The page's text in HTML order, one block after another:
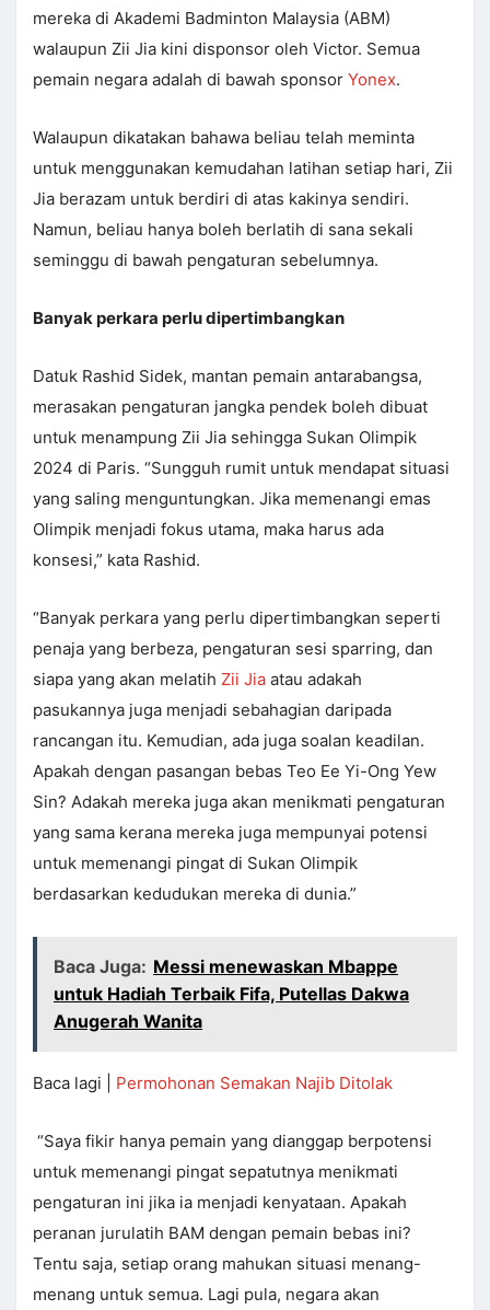
mereka di Akademi Badminton Malaysia (ABM)
walaupun Zii Jia kini disponsor oleh Victor. Semua
pemain negara adalah di bawah sponsor Yonex.
Walaupun dikatakan bahawa beliau telah meminta
untuk menggunakan kemudahan latihan setiap hari, Zii
Jia berazam untuk berdiri di atas kakinya sendiri.
Namun, beliau hanya boleh berlatih di sana sekali
seminggu di bawah pengaturan sebelumnya.
Banyak perkara perlu dipertimbangkan
Datuk Rashid Sidek, mantan pemain antarabangsa,
merasakan pengaturan jangka pendek boleh dibuat
untuk menampung Zii Jia sehingga Sukan Olimpik
2024 di Paris. “Sungguh rumit untuk mendapat situasi
yang saling menguntungkan. Jika memenangi emas
Olimpik menjadi fokus utama, maka harus ada
konsesi,” kata Rashid.
“Banyak perkara yang perlu dipertimbangkan seperti
penaja yang berbeza, pengaturan sesi sparring, dan
siapa yang akan melatih Zii Jia atau adakah
pasukannya juga menjadi sebahagian daripada
rancangan itu. Kemudian, ada juga soalan keadilan.
Apakah dengan pasangan bebas Teo Ee Yi-Ong Yew
Sin? Adakah mereka juga akan menikmati pengaturan
yang sama kerana mereka juga mempunyai potensi
untuk memenangi pingat di Sukan Olimpik
berdasarkan kedudukan mereka di dunia.”
Baca Juga: Messi menewaskan Mbappe
untuk Hadiah Terbaik Fifa, Putellas Dakwa
Anugerah Wanita
Baca lagi | Permohonan Semakan Najib Ditolak
“Saya fikir hanya pemain yang dianggap berpotensi
untuk memenangi pingat sepatutnya menikmati
pengaturan ini jika ia menjadi kenyataan. Apakah
peranan jurulatih BAM dengan pemain bebas ini?
Tentu saja, setiap orang mahukan situasi menang-
menang untuk semua. Lagi pula, negara akan